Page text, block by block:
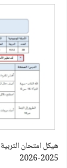
هيكل امتحان
2025-2026